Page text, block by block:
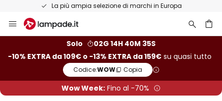
La più ampia selezione di marchi in Europa
Salta
al
Solo
02G 14H 40M 35S
-10% EXTRA da 109€ o -13% EXTRA da 159€ su quasi tutto
Codice:WOW Copia
Wow Week: Fino al -70%